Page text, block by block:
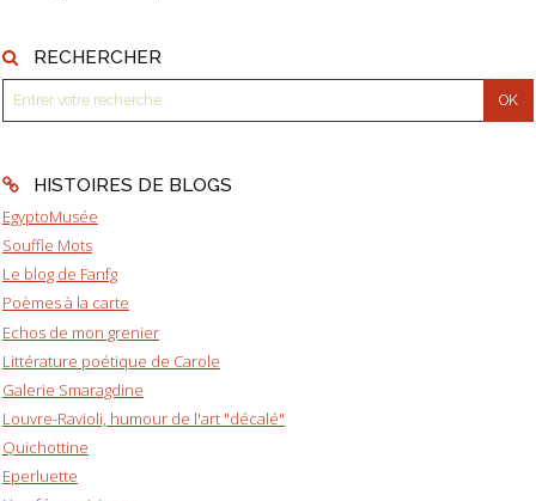
RECHERCHER
HISTOIRES DE BLOGS
EgyptoMusée
Souffle Mots
Le blog de Fanfg
Poèmes à la carte
Echos de mon grenier
Littérature poétique de Carole
Galerie Smaragdine
Louvre-Ravioli, humour de l'art "décalé"
Quichottine
Eperluette